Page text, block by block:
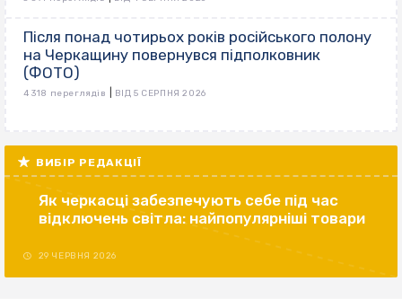
Після понад чотирьох років російського полону
на Черкащину повернувся підполковник
(ФОТО)
4 318 переглядів ВІД 5 СЕРПНЯ 2026
ВИБІР РЕДАКЦІЇ
Як черкасці забезпечують себе під час
відключень світла: найпопулярніші товари
29 ЧЕРВНЯ 2026